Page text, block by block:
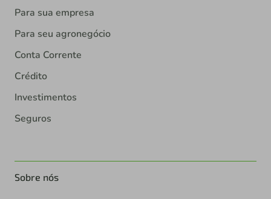
Para sua empresa
Para seu agronegócio
Conta Corrente
Crédito
Investimentos
Seguros
Sobre nós